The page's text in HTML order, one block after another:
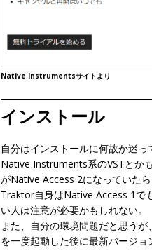
Native Instrumentsサイトより
インストール
自分はインストールに何故か迷っ
Native Instruments系のVSTとか
がNative Access 2になっていた
Traktor自身はNative Access 1で
い人は注意が必要かもしれない。
また、自分の環境問題だと思う
を一度起動した後に最新バージ